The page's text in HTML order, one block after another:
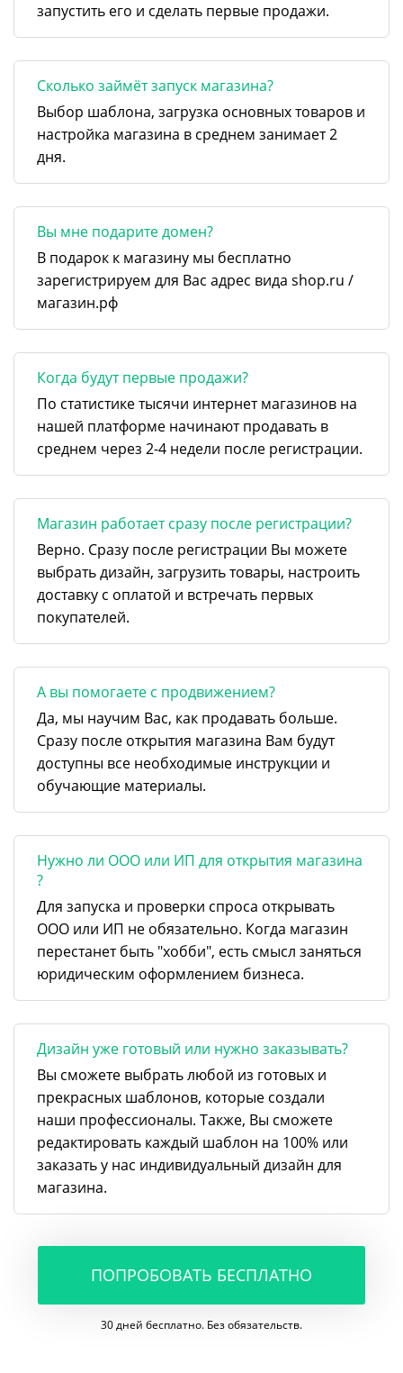
запустить его и сделать первые продажи.
Сколько займёт запуск магазина?
Выбор шаблона, загрузка основных товаров и
настройка магазина в среднем занимает 2
дня.
Вы мне подарите домен?
В подарок к магазину мы бесплатно
зарегистрируем для Вас адрес вида shop.ru /
магазин.рф
Когда будут первые продажи?
По статистике тысячи интернет магазинов на
нашей платформе начинают продавать в
среднем через 2-4 недели после регистрации.
Магазин работает сразу после регистрации?
Верно. Сразу после регистрации Вы можете
выбрать дизайн, загрузить товары, настроить
доставку с оплатой и встречать первых
покупателей.
А вы помогаете с продвижением?
Да, мы научим Вас, как продавать больше.
Сразу после открытия магазина Вам будут
доступны все необходимые инструкции и
обучающие материалы.
Нужно ли ООО или ИП для открытия магазина
?
Для запуска и проверки спроса открывать
ООО или ИП не обязательно. Когда магазин
перестанет быть "хобби", есть смысл заняться
юридическим оформлением бизнеса.
Дизайн уже готовый или нужно заказывать?
Вы сможете выбрать любой из готовых и
прекрасных шаблонов, которые создали
наши профессионалы. Также, Вы сможете
редактировать каждый шаблон на 100% или
заказать у нас индивидуальный дизайн для
магазина.
ПОПРОБОВАТЬ БЕСПЛАТНО
30 дней бесплатно. Без обязательств.